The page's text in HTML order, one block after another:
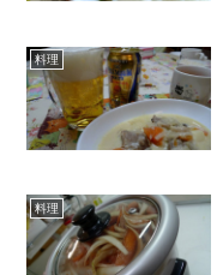
料理
料理